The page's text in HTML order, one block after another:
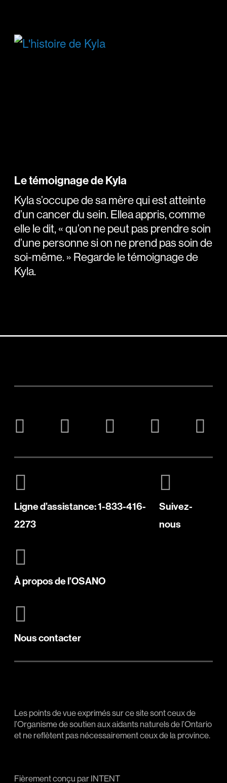
Le témoignage de Kyla
Kyla s’occupe de sa mère qui est atteinte
d’un cancer du sein. Ellea appris, comme
elle le dit, « qu’on ne peut pas prendre soin
d’une personne si on ne prend pas soin de
soi-même. » Regarde le témoignage de
Kyla.
Ligne d’assistance: 1-833-416-
2273
Suivez-
nous
À propos de l’OSANO
Nous contacter
Les points de vue exprimés sur ce site sont ceux de
l’Organisme de soutien aux aidants naturels de l’Ontario
et ne reflètent pas nécessairement ceux de la province.
Fièrement conçu parINTENT